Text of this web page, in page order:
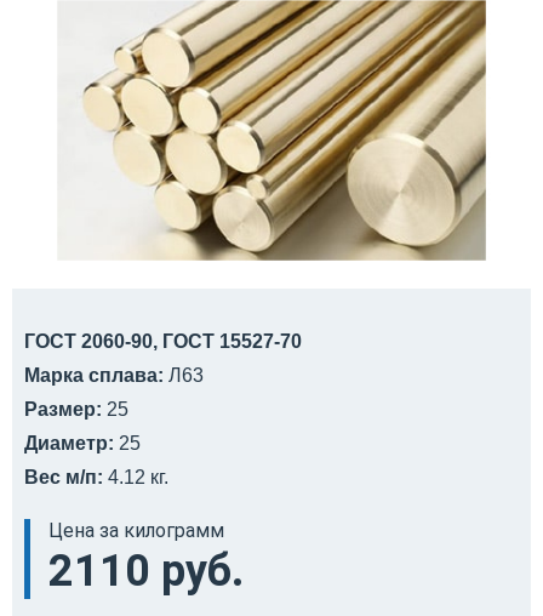
ГОСТ 2060-90, ГОСТ 15527-70
Марка сплава: Л63
Размер: 25
Диаметр: 25
Вес м/п: 4.12 кг.
Цена за килограмм
2110 руб.